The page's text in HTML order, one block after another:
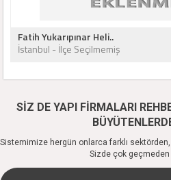
Fatih Yukarıpınar Heli..
İstanbul - İlçe Seçilmemiş
SİZ DE YAPI FİRMALARI
Sistemimize hergün onlarca farklı sektörden,
Sizde çok geçmeden